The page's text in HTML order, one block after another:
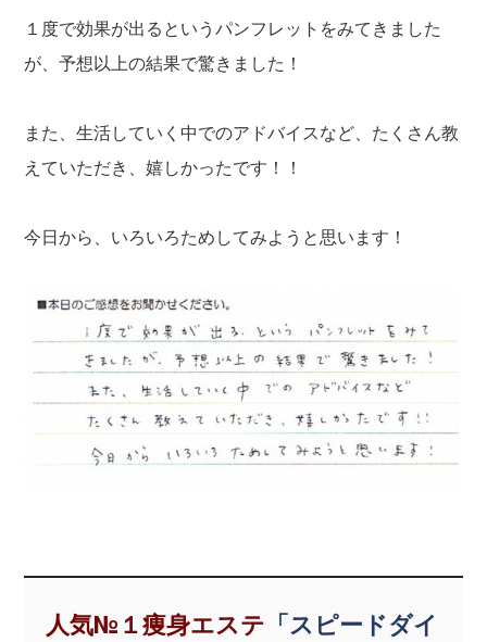
１度で効果が出るというパンフレットをみてきました
が、予想以上の結果で驚きました！
また、生活していく中でのアドバイスなど、たくさん教
えていただき、嬉しかったです！！
今日から、いろいろためしてみようと思います！
人気№１痩身エステ 「スピードダイ